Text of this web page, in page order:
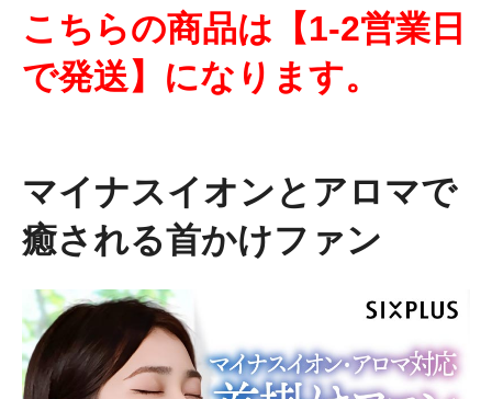
こちらの商品は【1-2営業日
で発送】になります。
マイナスイオンとアロマで
癒される首かけファン